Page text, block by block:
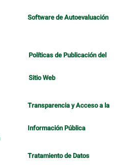
Software de Autoevaluación
Políticas de Publicación del
Sitio Web
Transparencia y Acceso a la
Información Pública
Tratamiento de Datos